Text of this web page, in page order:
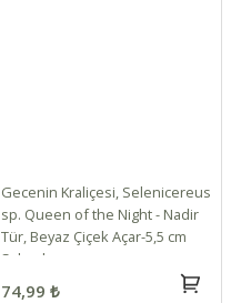
Gecenin Kraliçesi, Selenicereus
sp. Queen of the Night - Nadir
Tür, Beyaz Çiçek Açar-5,5 cm
Saksıda
74,99 ₺